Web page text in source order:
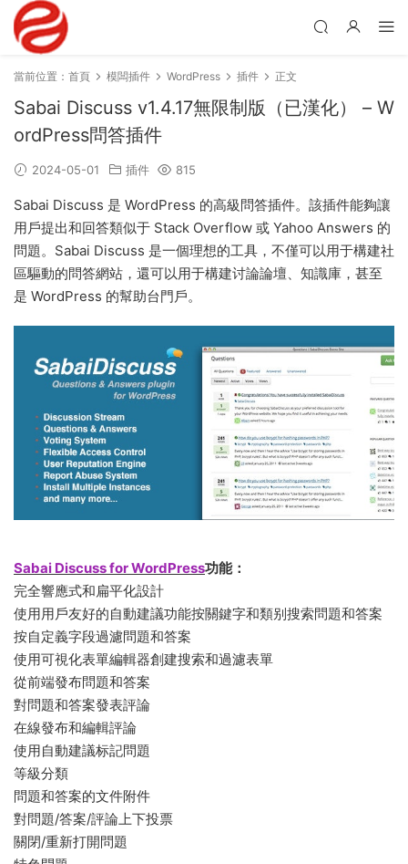
當前位置： 首頁 模闆插件 WordPress 插件 正文
Sabai Discuss v1.4.17無限制版（已漢化） – W
ordPress問答插件
2024-05-01 插件 815
Sabai Discuss 是 WordPress 的高級問答插件。該插件能夠讓
用戶提出和回答類似于 Stack Overflow 或 Yahoo Answers 的
問題。Sabai Discuss 是一個理想的工具，不僅可以用于構建社
區驅動的問答網站，還可以用于構建讨論論壇、知識庫，甚至
是 WordPress 的幫助台門戶。
Sabai Discuss for WordPress功能：
完全響應式和扁平化設計
使用用戶友好的自動建議功能按關鍵字和類别搜索問題和答案
按自定義字段過濾問題和答案
使用可視化表單編輯器創建搜索和過濾表單
從前端發布問題和答案
對問題和答案發表評論
在線發布和編輯評論
使用自動建議标記問題
等級分類
問題和答案的文件附件
對問題/答案/評論上下投票
關閉/重新打開問題